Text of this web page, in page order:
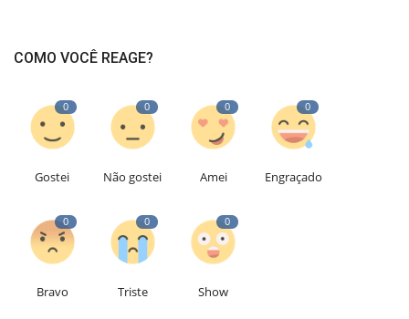
COMO VOCÊ REAGE?
0
Gostei
0
Não gostei
0
Amei
0
Engraçado
0
Bravo
0
Triste
0
Show